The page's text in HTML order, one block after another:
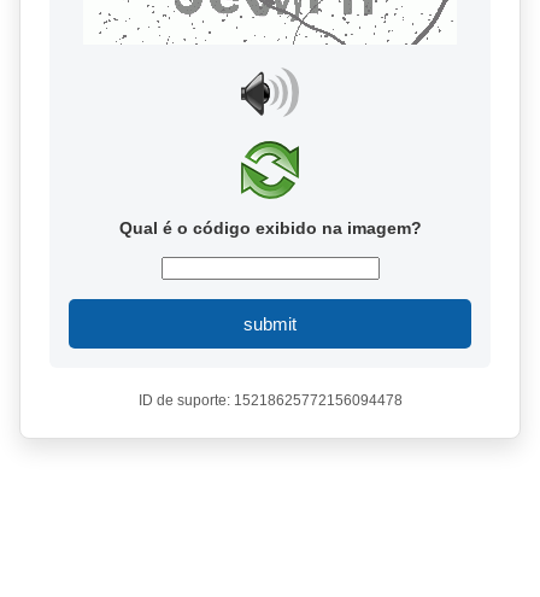
Qual é o código exibido na imagem?
submit
ID de suporte: 15218625772156094478